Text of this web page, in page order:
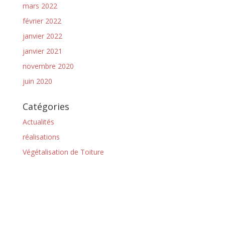
mars 2022
février 2022
janvier 2022
janvier 2021
novembre 2020
juin 2020
Catégories
Actualités
réalisations
Végétalisation de Toiture